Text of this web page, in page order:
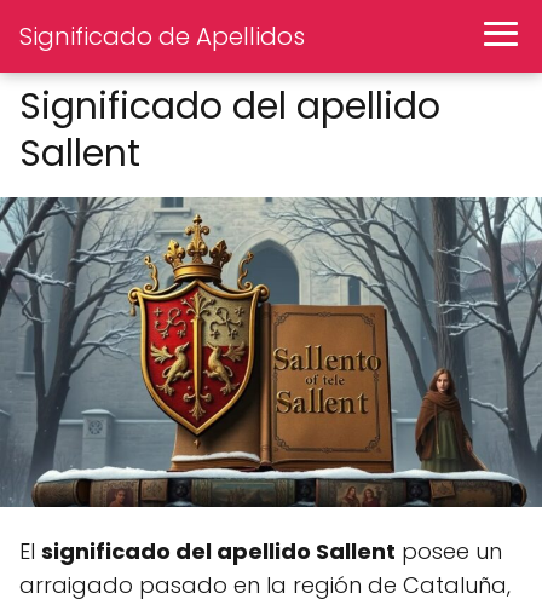
Significado de Apellidos
Significado del apellido
Sallent
El significado del apellido Sallent posee un
arraigado pasado en la región de Cataluña,